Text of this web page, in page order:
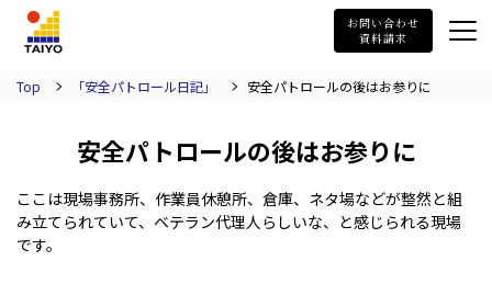
お問い合わせ
資料請求
Top 「安全パトロール日記」 安全パトロールの後はお参りに
安全パトロールの後はお参りに
ここは現場事務所、作業員休憩所、倉庫、ネタ場などが整然と組
み立てられていて、ベテラン代理人らしいな、と感じられる現場
です。